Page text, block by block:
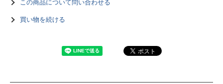
この商品について問い合わせる
買い物を続ける